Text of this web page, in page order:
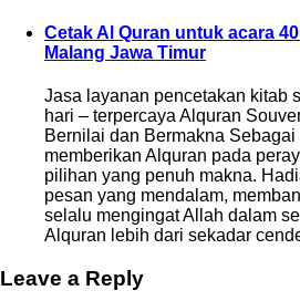
Cetak Al Quran untuk acara
Malang Jawa Timur
Jasa layanan pencetakan kitab
hari – terpercaya Alquran
Bernilai dan Bermakna
memberikan Alquran pada
pilihan yang penuh makna.
pesan yang mendalam,
selalu mengingat Allah dalam
Alquran lebih dari sekadar
Leave a Reply